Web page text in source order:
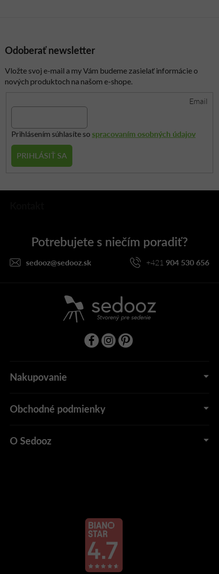
Odoberať newsletter
Vložte svoj e-mail a my Vám budeme zasielať informácie o
nových produktoch na našom e-shope.
Email
Prihlásením súhlasíte so spracovaním osobných údajov
PRIHLÁSIŤ SA
Z
sedooz@sedooz.sk +421 904 530 656
Nakupovanie
Obchodné podmienky
O Sedooz